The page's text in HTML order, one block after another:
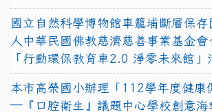
國立自然科學博物館車籠埔斷層保存
人中華民國佛教慈濟慈善事業基金會
「行動環保教育車2.0 淨零未來館」
本市高榮國小辦理「112學年度健康
─『口腔衛生』議題中心學校創意海